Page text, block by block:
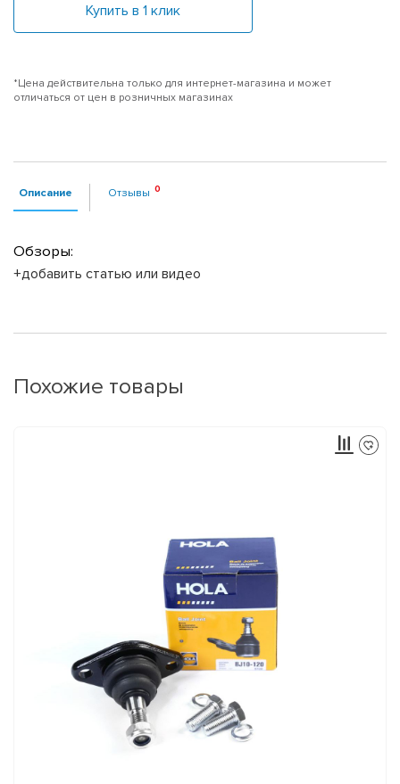
Купить в 1 клик
*Цена действительна только для интернет-магазина и может
отличаться от цен в розничных магазинах
Описание Отзывы
Обзоры:
+добавить статью или видео
Похожие товары